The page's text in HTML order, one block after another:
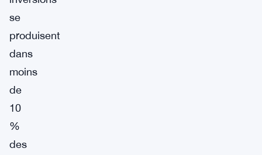
se
produisent
dans
moins
de
10
%
des